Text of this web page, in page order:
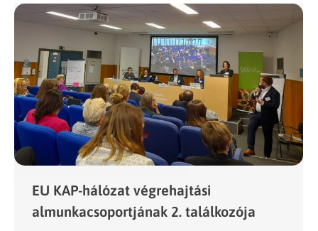
EU KAP-hálózat végrehajtási
almunkacsoportjának 2. találkozója